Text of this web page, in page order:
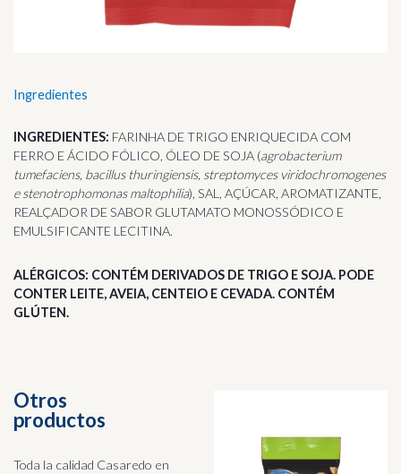
Ingredientes
INGREDIENTES: FARINHA DE TRIGO ENRIQUECIDA COM
FERRO E ÁCIDO FÓLICO, ÓLEO DE SOJA (agrobacterium
tumefaciens, bacillus thuringiensis, streptomyces viridochromogenes
e stenotrophomonas maltophilia), SAL, AÇÚCAR, AROMATIZANTE,
REALÇADOR DE SABOR GLUTAMATO MONOSSÓDICO E
EMULSIFICANTE LECITINA.
ALÉRGICOS: CONTÉM DERIVADOS DE TRIGO E SOJA. PODE
CONTER LEITE, AVEIA, CENTEIO E CEVADA. CONTÉM
GLÚTEN.
Otros
productos
Toda la calidad Casaredo en